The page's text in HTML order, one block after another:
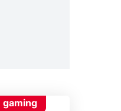
gaming